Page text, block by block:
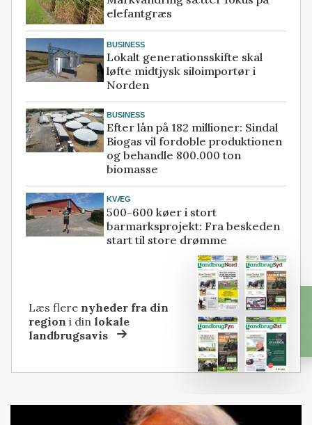
elefantgræs
BUSINESS
Lokalt generationsskifte skal
løfte midtjysk siloimportør i
Norden
BUSINESS
Efter lån på 182 millioner: Sindal
Biogas vil fordoble produktionen
og behandle 800.000 ton
biomasse
KVÆG
500-600 køer i stort
barmarksprojekt: Fra beskeden
start til store drømme
Læs flere nyheder fra din
region i dinlokale
landbrugsavis